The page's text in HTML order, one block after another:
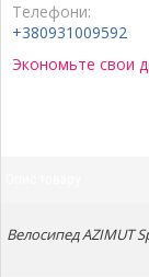
Телефони:
+380931009592
Экономьте свои
Велосипед AZIMUT